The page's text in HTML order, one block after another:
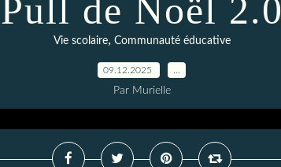
Pull de Noël 2.0
Vie scolaire, Communauté éducative
09.12.2025
Par Murielle